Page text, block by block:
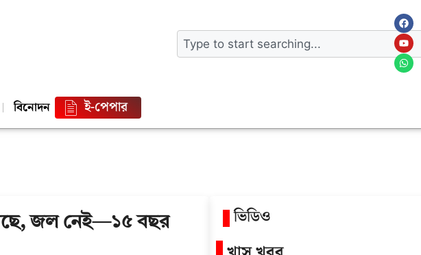
বিনোদন ই-পেপার
জল নেই—১৫ বছর
ভিডিও